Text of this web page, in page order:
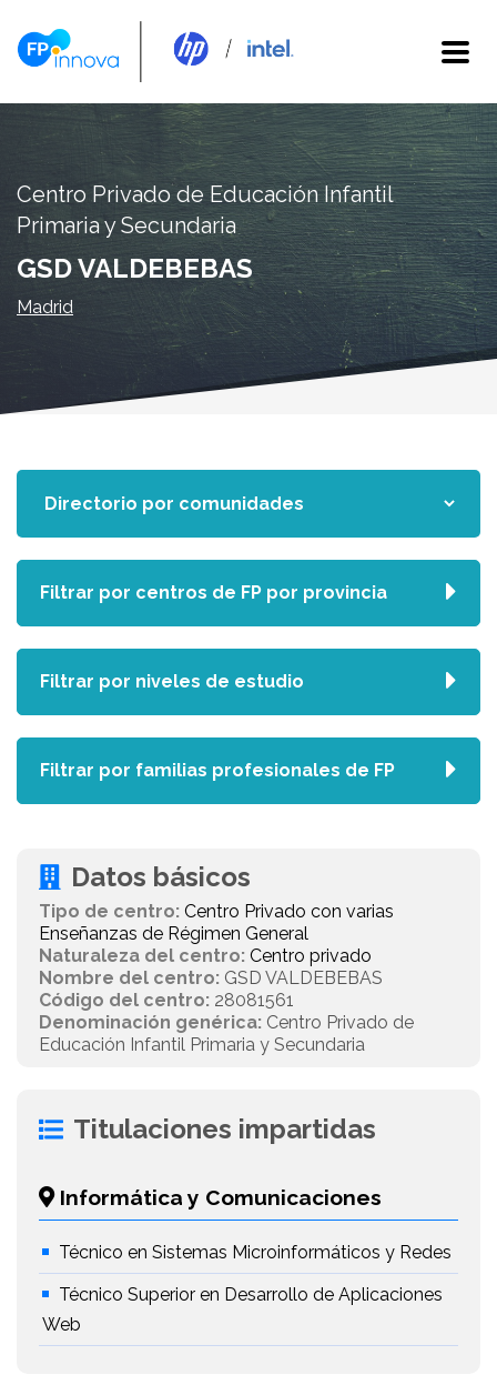
Centro Privado de Educación Infantil
Primaria y Secundaria
GSD VALDEBEBAS
Madrid
Datos básicos
Tipo de centro: Centro Privado con varias
Enseñanzas de Régimen General
Naturaleza del centro: Centro privado
Nombre del centro: GSD VALDEBEBAS
Código del centro: 28081561
Denominación genérica: Centro Privado de
Educación Infantil Primaria y Secundaria
Titulaciones impartidas
Informática y Comunicaciones
Técnico en Sistemas Microinformáticos y Redes
Técnico Superior en Desarrollo de Aplicaciones
Web
Filtrar por centros de FP por provincia
Filtrar por niveles de estudio
Filtrar por familias profesionales de FP